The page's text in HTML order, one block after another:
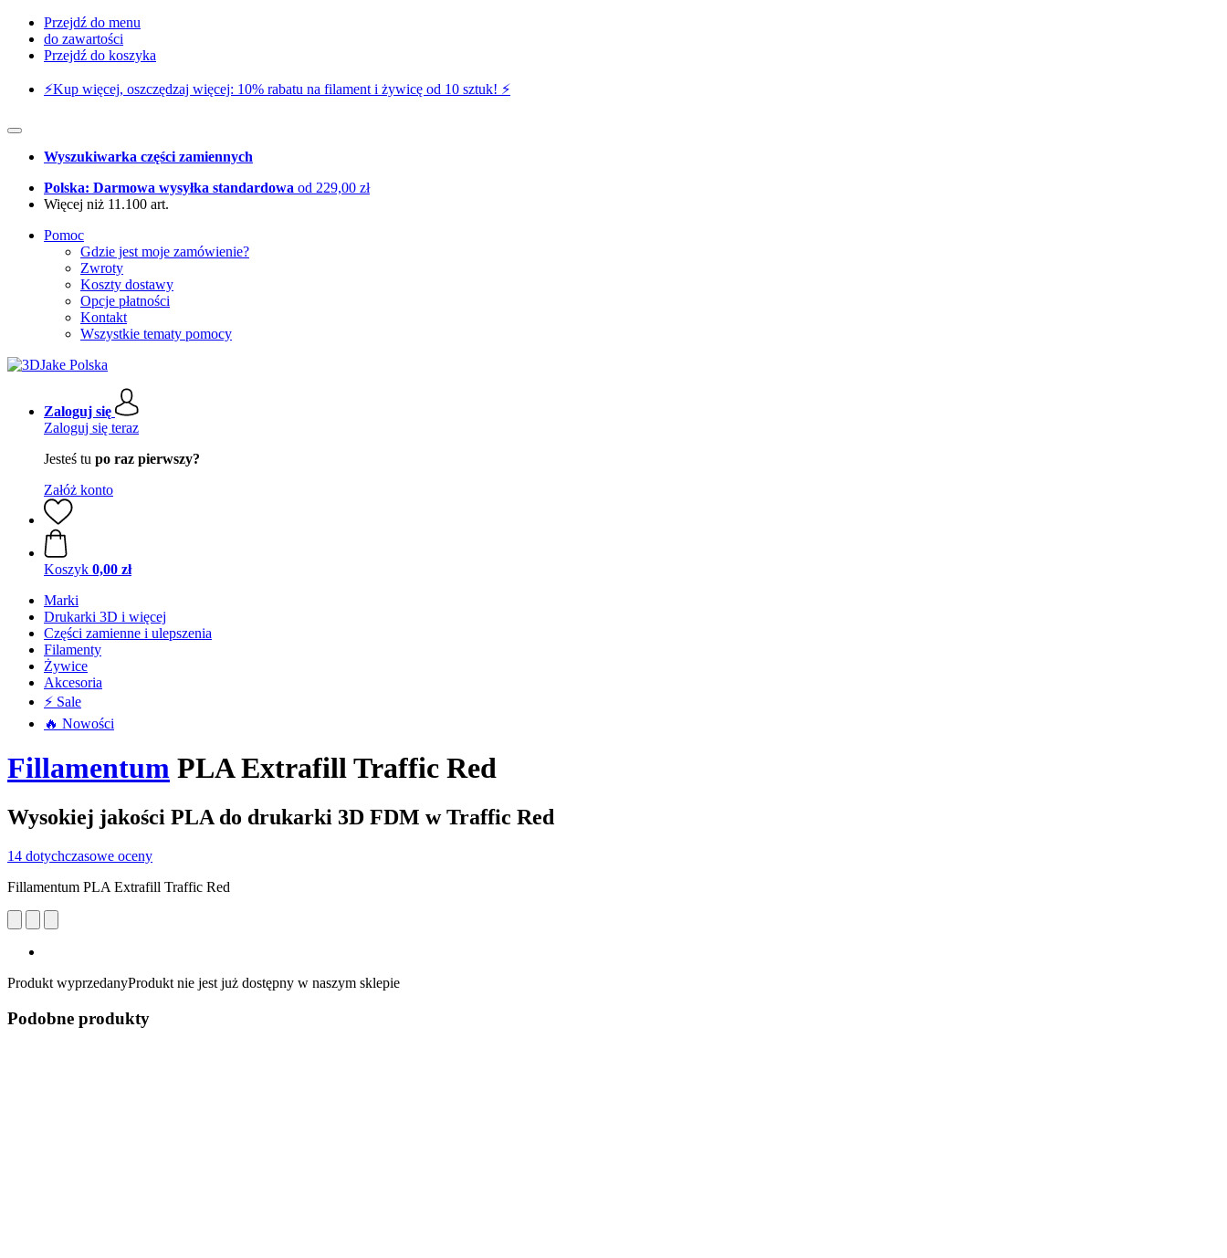
Przejdź do menu
do zawartości
Przejdź do koszyka
⚡️Kup więcej, oszczędzaj więcej: 10% rabatu na filament i żywicę od 10 sztuk! ⚡️
Wyszukiwarka części zamiennych
Polska: Darmowa wysyłka standardowa od 229,00 zł
Więcej niż 11.100 art.
Pomoc
Gdzie jest moje zamówienie?
Zwroty
Koszty dostawy
Opcje płatności
Kontakt
Wszystkie tematy pomocy
Zaloguj się
Zaloguj się teraz
Jesteś tu po raz pierwszy?
Załóż konto
Koszyk 0,00 zł
Marki
Drukarki 3D i więcej
Części zamienne i ulepszenia
Filamenty
Żywice
Akcesoria
⚡ Sale
🔥 Nowości
Fillamentum PLA Extrafill Traffic Red
Wysokiej jakości PLA do drukarki 3D FDM w Traffic Red
14 dotychczasowe oceny
Fillamentum PLA Extrafill Traffic Red
Produkt wyprzedanyProdukt nie jest już dostępny w naszym sklepie
Podobne produkty